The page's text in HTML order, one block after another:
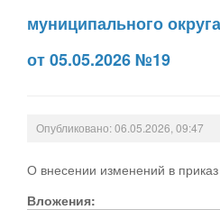
муниципального
от 05.05.2026 №19
Опубликовано: 06.05.2026, 09:47
О внесении изменений в
Вложения: